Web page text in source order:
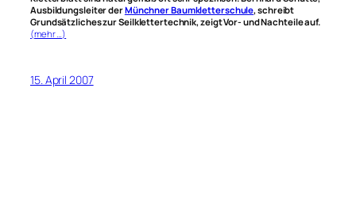
Ausbildungsleiter derMünchner Baumkletterschule, schreibt
Grundsätzliches zur Seilklettertechnik, zeigt Vor- und Nachteile auf.
(mehr …)
15. April 2007